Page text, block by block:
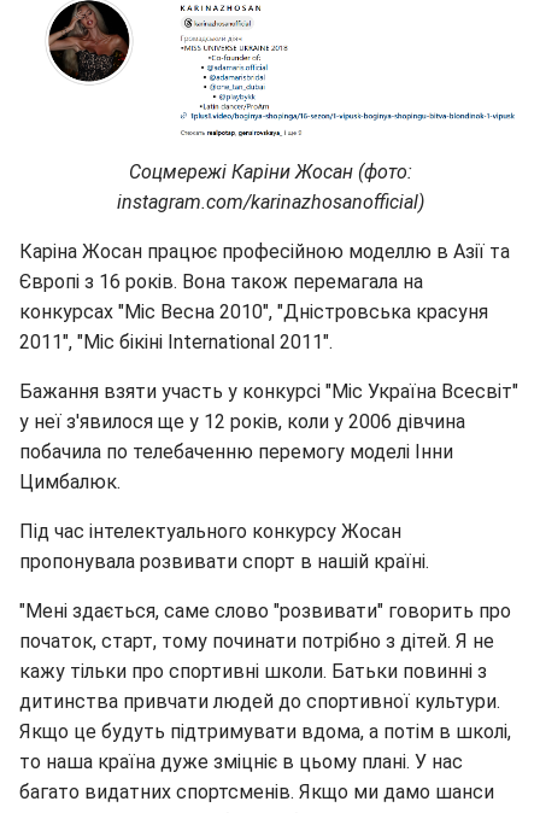
Соцмережі Каріни Жосан (фото:
instagram.com/karinazhosanofficial)
Каріна Жосан працює професійною моделлю в Азії та
Європі з 16 років. Вона також перемагала на
конкурсах "Міс Весна 2010", "Дністровська красуня
2011", "Міс бікіні International 2011".
Бажання взяти участь у конкурсі "Міс Україна Всесвіт"
у неї з'явилося ще у 12 років, коли у 2006 дівчина
побачила по телебаченню перемогу моделі Інни
Цимбалюк.
Під час інтелектуального конкурсу Жосан
пропонувала розвивати спорт в нашій країні.
"Мені здається, саме слово "розвивати" говорить про
початок, старт, тому починати потрібно з дітей. Я не
кажу тільки про спортивні школи. Батьки повинні з
дитинства привчати людей до спортивної культури.
Якщо це будуть підтримувати вдома, а потім в школі,
то наша країна дуже зміцніє в цьому плані. У нас
багато видатних спортсменів. Якщо ми дамо шанси